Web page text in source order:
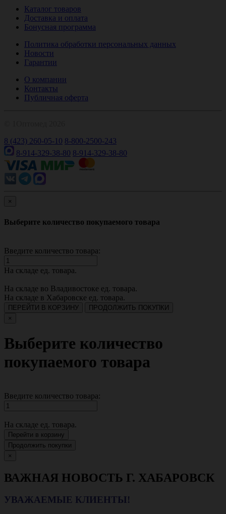
Каталог товаров
Доставка и оплата
Бонусная программа
Политика обработки персональных данных
Новости
Гарантии
О компании
Контакты
Публичная оферта
8 (423) 260-05-10 8-800-2500-243
8-914-329-38-80 8-914-329-38-80
×
Выберите количество покупаемого товара
Введите количество товара:
На складе ед. товара.
На складе во Владивостоке ед. товара.
На складе в Хабаровске ед. товара.
ПЕРЕЙТИ В КОРЗИНУ
ПРОДОЛЖИТЬ ПОКУПКИ
×
Выберите количество
покупаемого товара
Введите количество товара:
На складе ед. товара.
Перейти в корзину
Продолжить покупки
×
ВАЖНАЯ НОВОСТЬ Г. ХАБАРОВСК
УВАЖАЕМЫЕ КЛИЕНТЫ!